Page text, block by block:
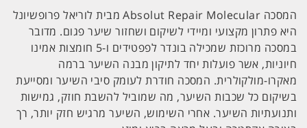
המסכה Absolut Repair Molecular מבית לוריאל פרופשיונל
היא פתרון מקצועי ומיידי לשיקום ושחזור שיער פגום. מדובר
במסכה מרוכזת שמכילה בונדר לפפטידים ו-5 חומצות אמינו
חיוניות, אשר פועלות יחד לתיקון מבנה השיער ברמה
מאקרו-מולקולרית. המסכה חודרת לעומק סיבי השיער ומסייעת
בשיקום כל שכבות השיער, מה שמוביל להשבת חוזק, גמישות
ותנועתיות השיער. אחרי השימוש, השיער מרגיש חזק יותר, רך